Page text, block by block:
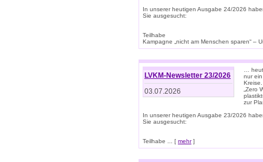
In unserer heutigen Ausgabe 24/2026
Sie ausgesucht:
Teilhabe
Kampagne „nicht am Menschen sparen“ –
LVKM-Newsletter 23/2026
03.07.2026
…
nur
„Zero
zur
In unserer heutigen Ausgabe 23/2026
Sie ausgesucht:
Teilhabe ... [ mehr]